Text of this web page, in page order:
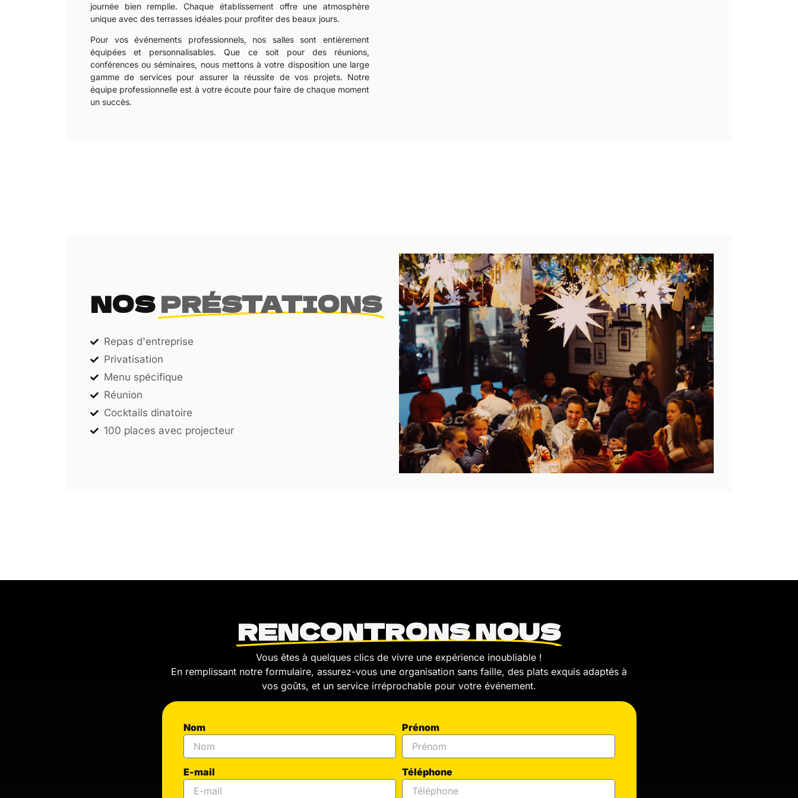
journée bien remplie. Chaque établissement offre une atmosphère
unique avec des terrasses idéales pour profiter des beaux jours.
Pour vos événements professionnels, nos salles sont entièrement
équipées et personnalisables. Que ce soit pour des réunions,
conférences ou séminaires, nous mettons à votre disposition une large
gamme de services pour assurer la réussite de vos projets. Notre
équipe professionnelle est à votre écoute pour faire de chaque moment
un succès.
NOSPRÉSTATIONS
Repas d'entreprise
Privatisation
Menu spécifique
Réunion
Cocktails dinatoire
100 places avec projecteur
RENCONTRONS NOUS
Vous êtes à quelques clics de vivre une expérience inoubliable !
En remplissant notre formulaire, assurez-vous une organisation sans faille, des plats exquis adaptés à
vos goûts, et un service irréprochable pour votre événement.
Nom Prénom
E-mail Téléphone